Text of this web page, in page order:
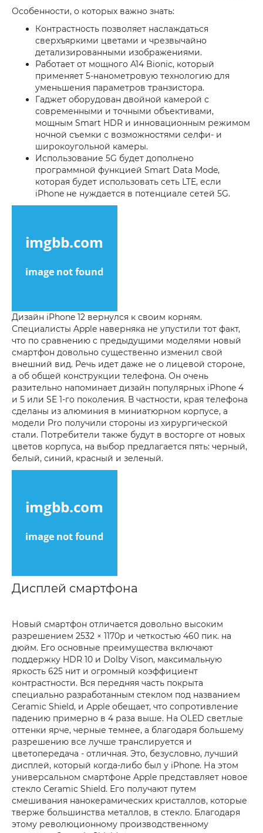
Особенности, о которых важно знать:
Контрастность позволяет наслаждаться
сверхъяркими цветами и чрезвычайно
детализированными изображениями.
Работает от мощного A14 Bionic, который
применяет 5-нанометровую технологию для
уменьшения параметров транзистора.
Гаджет оборудован двойной камерой с
современными и точными объективами,
мощным Smart HDR и инновационным режимом
ночной съемки с возможностями селфи- и
широкоугольной камеры.
Использование 5G будет дополнено
программной функцией Smart Data Mode,
которая будет использовать сеть LTE, если
iPhone не нуждается в потенциале сетей 5G.
Дизайн iPhone 12 вернулся к своим корням.
Специалисты Apple наверняка не упустили тот факт,
что по сравнению с предыдущими моделями новый
смартфон довольно существенно изменил свой
внешний вид. Речь идет даже не о лицевой стороне,
а об общей конструкции телефона. Он очень
разительно напоминает дизайн популярных iPhone 4
и 5 или SE 1-го поколения. В частности, края телефона
сделаны из алюминия в миниатюрном корпусе, а
модели Pro получили стороны из хирургической
стали. Потребители также будут в восторге от новых
цветов корпуса, на выбор предлагается пять: черный,
белый, синий, красный и зеленый.
Дисплей смартфона
Новый смартфон отличается довольно высоким
разрешением 2532 × 1170р и четкостью 460 пик. на
дюйм. Его основные преимущества включают
поддержку HDR 10 и Dolby Vison, максимальную
яркость 625 нит и огромный коэффициент
контрастности. Вся передняя часть покрыта
специально разработанным стеклом под названием
Ceramic Shield, и Apple обещает, что сопротивление
падению примерно в 4 раза выше. На OLED светлые
оттенки ярче, черные темнее, а благодаря большему
разрешению все лучше транслируется и
цветопередача - отличная. Это, безусловно, лучший
дисплей, который когда-либо был у iPhone. На этом
универсальном смартфоне Apple представляет новое
стекло Ceramic Shield. Его получают путем
смешивания нанокерамических кристаллов, которые
тверже большинства металлов, в стекло. Благодаря
этому революционному производственному